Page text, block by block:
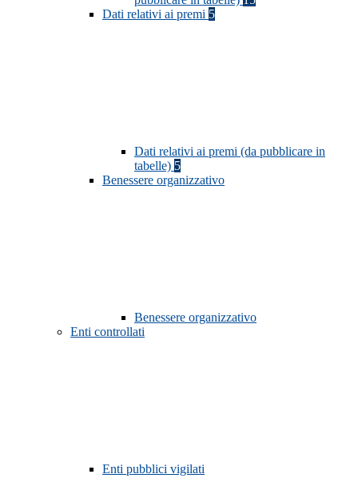
Dati relativi ai premi 5
Dati relativi ai premi (da pubblicare in
tabelle) 5
Benessere organizzativo
Benessere organizzativo
Enti controllati
Enti pubblici vigilati